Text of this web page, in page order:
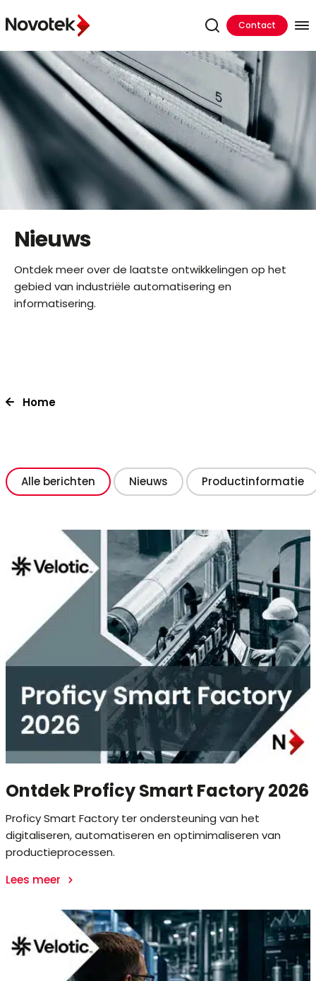
Contact
Nieuws
Ontdek meer over de laatste ontwikkelingen op het
gebied van industriële automatisering en
informatisering.
Home
Alle berichten Nieuws Productinformatie
Ontdek Proficy Smart Factory 2026
Proficy Smart Factory ter ondersteuning van het
digitaliseren, automatiseren en optimimaliseren van
productieprocessen.
Lees meer